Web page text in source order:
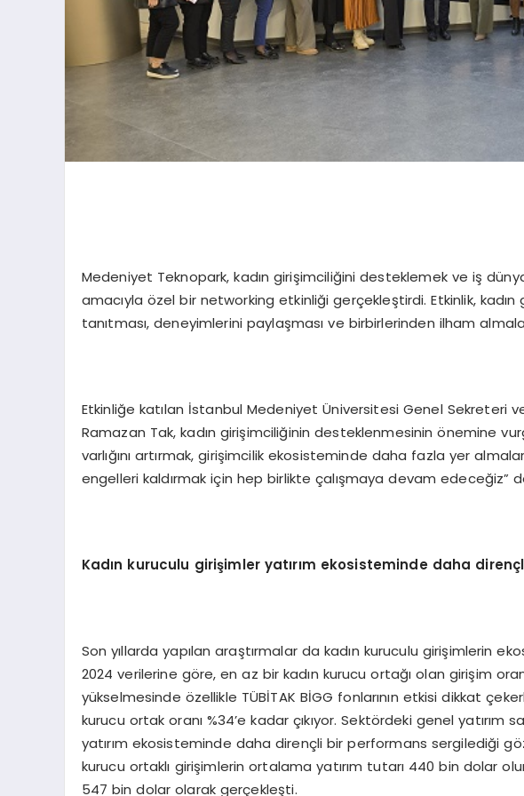
Medeniyet Teknopark, kadın girişimciliğini desteklemek ve iş
amacıyla özel bir networking etkinliği gerçekleştirdi. Etkinlik, kadın
tanıtması, deneyimlerini paylaşması ve birbirlerinden ilham
Etkinliğe katılan İstanbul Medeniyet Üniversitesi Genel Sekreteri
Ramazan Tak, kadın girişimciliğinin desteklenmesinin önemine
varlığını artırmak, girişimcilik ekosisteminde daha fazla yer
engelleri kaldırmak için hep birlikte çalışmaya devam edeceğiz”
Kadın kuruculu girişimler yatırım ekosistemindedaha
Son yıllarda yapılan araştırmalar da kadın kuruculu girişimlerin
2024 verilerine göre, en az bir kadın kurucu ortağı olan girişim
yükselmesinde özellikle TÜBİTAK BİGG fonlarının etkisi dikkat
kurucu ortak oranı %34’e kadar çıkıyor. Sektördeki genel yatırım
yatırım ekosisteminde daha dirençli bir performans sergilediği
kurucu ortaklı girişimlerin ortalama yatırım tutarı 440 bin dolar
547 bin dolar olarak gerçekleşti.